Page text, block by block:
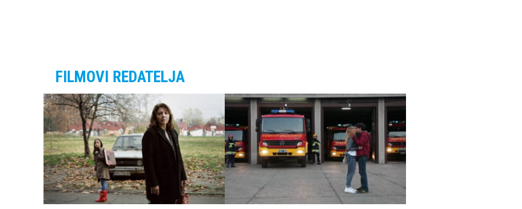
FILMOVI REDATELJA